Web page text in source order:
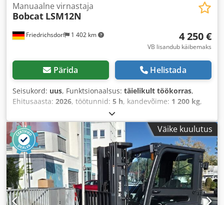
Friedrichsdorf 1 402 km
Manuaalne virnastaja
Bobcat LSM12N
4 250 €
VB lisandub käibemaks
Pärida Helistada
Seisukord: uus, Funktsionaalsus: täielikult töökorras,
Ehitusaasta: 2026, töötunnid: 5 h, kandevõime: 1 200 kg,
, kütuse tüüp:
tüüp:dupleks, ehituskõrgus:2 150 mm, kahvli pikkus:
1 150 mm, tühimass:585 kg , kogupikkus:1 710 mm,
veotüüp:Elektro , ehituslaius:800 mm ,
Väike kuulutus